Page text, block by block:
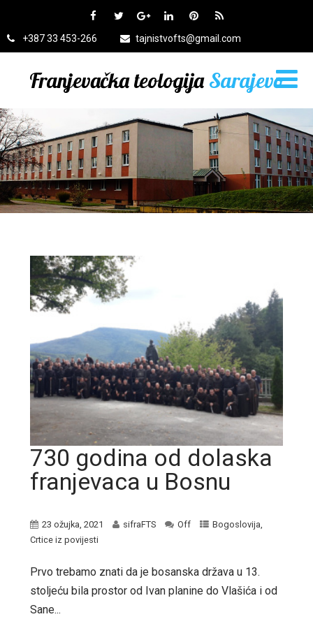
+387 33 453-266 tajnistvofts@gmail.com
Franjevačka teologijaSarajevo
730 godina od dolaska
franjevaca u Bosnu
23 ožujka, 2021 sifraFTS Off Bogoslovija,
Crtice iz povijesti
Prvo trebamo znati da je bosanska država u 13.
stoljeću bila prostor od Ivan planine do Vlašića i od
Sane...